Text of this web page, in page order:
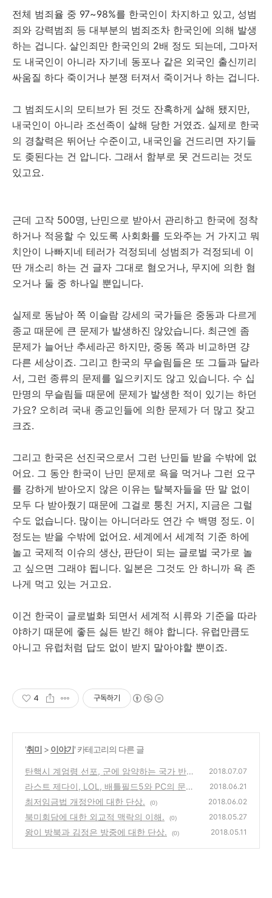
전체 범죄율 중 97~98%를 한국인이 차지하고 있고, 성범
죄와 강력범죄 등 대부분의 범죄조차 한국인에 의해 발생
하는 겁니다. 살인죄만 한국인의 2배 정도 되는데, 그마저
도 내국인이 아니라 자기네 동포나 같은 외국인 출신끼리
싸움질 하다 죽이거나 분쟁 터져서 죽이거나 하는 겁니다.
그 범죄도시의 모티브가 된 것도 잔혹하게 살해 됐지만,
내국인이 아니라 조선족이 살해 당한 거였죠. 실제로 한국
의 경찰력은 뛰어난 수준이고, 내국인을 건드리면 자기들
도 좆된다는 건 압니다. 그래서 함부로 못 건드리는 것도
있고요.
근데 고작 500명, 난민으로 받아서 관리하고 한국에 정착
하거나 적응할 수 있도록 사회화를 도와주는 거 가지고 뭐
치안이 나빠지네 테러가 걱정되네 성범죄가 걱정되네 이
딴 개소리 하는 건 글자 그대로 혐오거나, 무지에 의한 혐
오거나 둘 중 하나일 뿐입니다.
실제로 동남아 쪽 이슬람 강세의 국가들은 중동과 다르게
종교 때문에 큰 문제가 발생하진 않았습니다. 최근엔 좀
문제가 늘어난 추세라곤 하지만, 중동 쪽과 비교하면 걍
다른 세상이죠. 그리고 한국의 무슬림들은 또 그들과 달라
서, 그런 종류의 문제를 일으키지도 않고 있습니다. 수 십
만명의 무슬림들 때문에 문제가 발생한 적이 있기는 하던
가요? 오히려 국내 종교인들에 의한 문제가 더 많고 잦고
크죠.
그리고 한국은 선진국으로서 그런 난민들 받을 수밖에 없
어요. 그 동안 한국이 난민 문제로 욕을 먹거나 그런 요구
를 강하게 받아오지 않은 이유는 탈북자들을 딴 말 없이
모두 다 받아줬기 때문에 그걸로 퉁친 거지, 지금은 그럴
수도 없습니다. 많이는 아니더라도 연간 수 백명 정도. 이
정도는 받을 수밖에 없어요. 세계에서 세계적 기준 하에
놀고 국제적 이슈의 생산, 판단이 되는 글로벌 국가로 놀
고 싶으면 그래야 됩니다. 일본은 그것도 안 하니까 욕 존
나게 먹고 있는 거고요.
이건 한국이 글로벌화 되면서 세계적 시류와 기준을 따라
야하기 때문에 좋든 싫든 받긴 해야 합니다. 유럽만큼도
아니고 유럽처럼 답도 없이 받지 말아야할 뿐이죠.
4 구독하기
'취미 > 이야기' 카테고리의 다른 글
탄핵시 계엄령 선포, 군에 암약하는 국가 반역
자들.
(2)
2018.07.07
라스트 제다이, LOL, 배틀필드5와 PC의 문제
에 대해서.
(0)
2018.06.21
최저임금법 개정안에 대한 단상. (0) 2018.06.02
북미회담에 대한 외교적 맥락의 이해. (0) 2018.05.27
왕이 방북과 김정은 방중에 대한 단상. (0) 2018.05.11